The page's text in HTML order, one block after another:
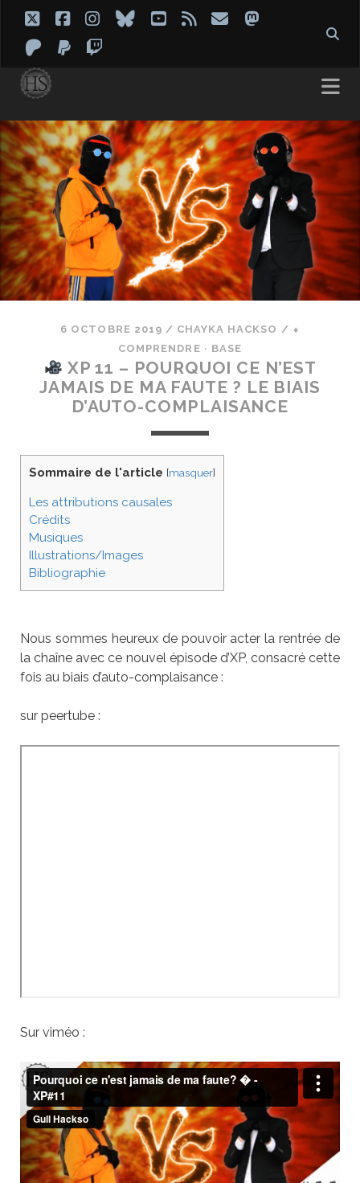
twitterfacebook
instagram
blueskyyoutube
rss emailmastodon
patreon
paypal
6 OCTOBRE 2019 / CHAYKA HACKSO / ⬧
COMPRENDRE · BASE
XP 11 – POURQUOI CE N’EST
JAMAIS DE MA FAUTE ? LE BIAIS
D’AUTO-COMPLAISANCE
Sommaire de l'article [masquer]
Les attributions causales
Crédits
Musiques
Illustrations/Images
Bibliographie
Nous sommes heureux de pouvoir acter la rentrée de
la chaîne avec ce nouvel épisode d’XP, consacré cette
fois au biais d’auto-complaisance :
sur peertube :
Sur viméo :